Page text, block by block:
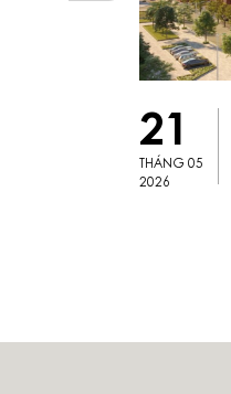
21
THÁNG 05
2026